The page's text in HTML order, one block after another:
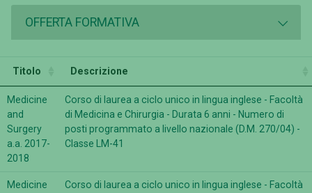
OFFERTA FORMATIVA
Titolo Descrizione
Medicine
and
Surgery
a.a. 2017-
2018
Corso di laurea a ciclo unico in lingua inglese - Facoltà
di Medicina e Chirurgia - Durata 6 anni - Numero di
posti programmato a livello nazionale (D.M. 270/04) -
Classe LM-41
Medicine
Corso di laurea a ciclo unico in lingua inglese - Facoltà